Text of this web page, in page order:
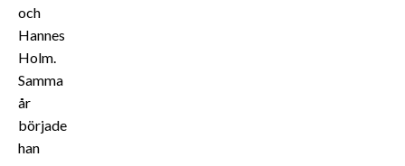
och
Hannes
Holm.
Samma
år
började
han